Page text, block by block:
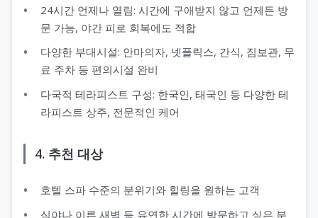
24시간 언제나 열림: 시간에 구애받지 않고 언제든 방
문 가능, 야간 피로 회복에도 적합
다양한 부대시설: 안마의자, 넷플릭스, 간식, 짐보관, 무
료 주차 등 편의시설 완비
다국적 테라피스트 구성: 한국인, 태국인 등 다양한 테
라피스트 상주, 전문적인 케어
4. 추천 대상
호텔 스파 수준의 분위기와 힐링을 원하는 고객
심야나 이른 새벽 등 유연한 시간에 방문하고 싶은 분